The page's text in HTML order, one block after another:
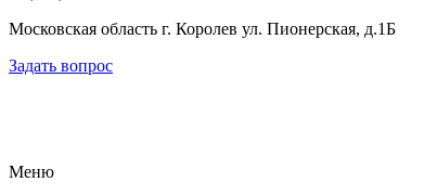
Московская область г. Королев ул. Пионерская, д.1Б
Задать вопрос
Меню